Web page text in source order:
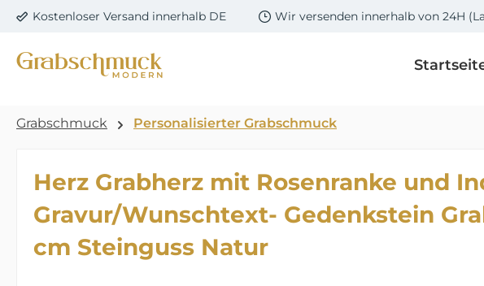
Hauptinhalt springen
Zur Suche springen
Zur Hauptnavigation springen
Kostenloser Versand innerhalb DE Wir versenden innerhalb von 24H
Grabschmuck Personalisierter Grabschmuck
Herz Grabherz mit Rosenranke und
Gravur/Wunschtext- Gedenkstein
cm Steinguss Natur